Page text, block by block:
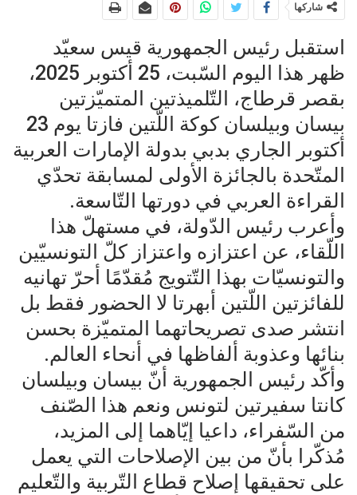
شاركها
استقبل رئيس الجمهورية قيس سعيّد
ظهر هذا اليوم السّبت، 25 أكتوبر 2025،
بقصر قرطاج، التّلميذتين المتميّزتين
بيسان وبيلسان كوكة اللّتين فازتا يوم 23
أكتوبر الجاري بدبي بدولة الإمارات العربية
المتّحدة بالجائزة الأولى لمسابقة تحدّي
القراءة العربي في دورتها التّاسعة.
وأعرب رئيس الدّولة، في مستهلّ هذا
اللّقاء، عن اعتزازه واعتزاز كلّ التونسيّين
والتونسيّات بهذا التّتويج مُقدّمًا أحرّ تهانيه
للفائزتين اللّتين أبهرتا لا الحضور فقط بل
انتشر صدى تصريحاتهما المتميّزة بحسن
بنائها وعذوبة ألفاظها في أنحاء العالم.
وأكّد رئيس الجمهورية أنّ بيسان وبيلسان
كانتا سفيرتين لتونس ونعم هذا الصّنف
من السّفراء، داعيا إيّاهما إلى المزيد،
مُذكّرا بأنّ من بين الإصلاحات التي يعمل
على تحقيقها إصلاح قطاع التّربية والتّعليم